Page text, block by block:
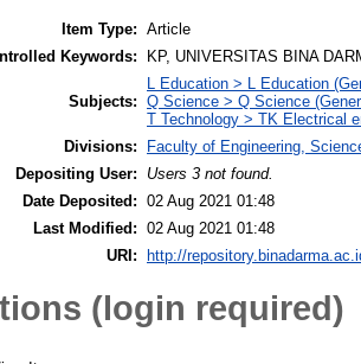
Item Type: Article
Keywords:
KP, UNIVERSITAS BINA
Subjects:
L Education > L Education
Q Science > Q Science
T Technology > TK Electrical
Divisions:
Faculty of Engineering,
Depositing User:
Users 3 not found.
Date Deposited: 02 Aug 2021 01:48
Last Modified: 02 Aug 2021 01:48
URI:
http://
(login required)